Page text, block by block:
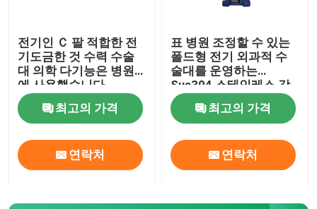
제품 소개
회사 소개
공장 투어
전기인 Ｃ 팔 적합한 전
기도금한 것 수력 수술
대 의학 다기능은 병원
에 사용했습니다
최고의 가격
연락처
표 병원 조정할 수 있는
폴드형 전기 외과적 수
술대를 운영하는
Sus304 스테인레스 강
최고의 가격
연락처